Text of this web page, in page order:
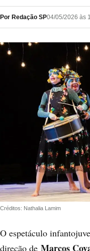
Por Redação SP04/05/2026 às
Créditos: Nathalia Lamim
O espetáculo
direção de Marcos